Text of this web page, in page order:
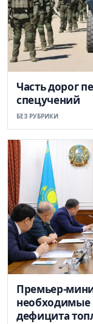
Часть дорог
спецучений
БЕЗ РУБРИКИ
Премьер-
дефицита